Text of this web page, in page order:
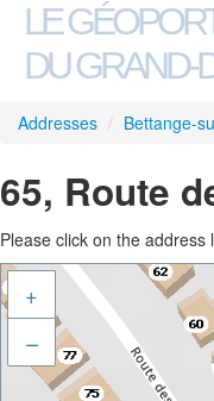
LE
DU GRAND-
Addresses / Bettange-
65, Route
Please click on the
+
–